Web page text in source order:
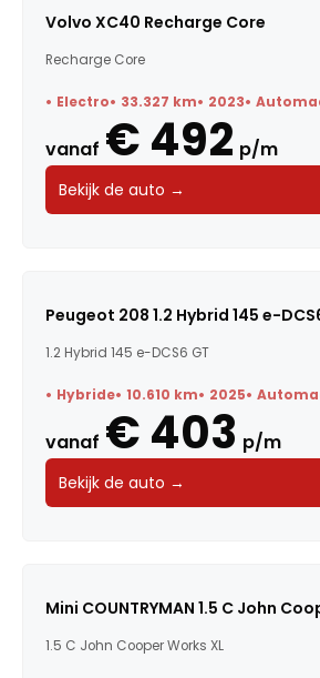
Volvo XC40 Recharge Core
Recharge Core
Electro 33.327 km 2023
vanaf € 492 p/m
Bekijk de auto →
Peugeot 208 1.2 Hybrid 145 e-
1.2 Hybrid 145 e-DCS6 GT
Hybride 10.610 km 2025
vanaf € 403 p/m
Bekijk de auto →
Mini COUNTRYMAN 1.5 C John
1.5 C John Cooper Works XL